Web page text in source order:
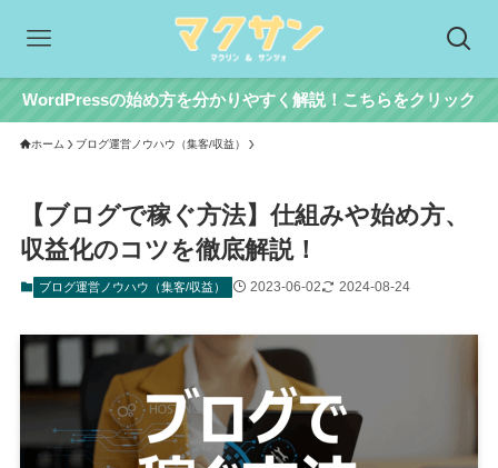
WordPressの始め方を分かりやすく解説！こちらをクリック
ホーム ブログ運営ノウハウ（集客/収益）
【ブログで稼ぐ方法】仕組みや始め方、
収益化のコツを徹底解説！
ブログ運営ノウハウ（集客/収益） 2023-06-02 2024-08-24